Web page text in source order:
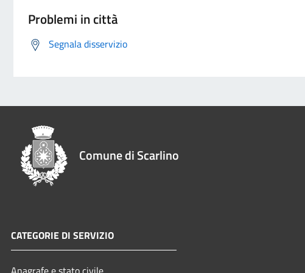
Problemi in città
Segnala disservizio
Comune di Scarlino
CATEGORIE DI SERVIZIO